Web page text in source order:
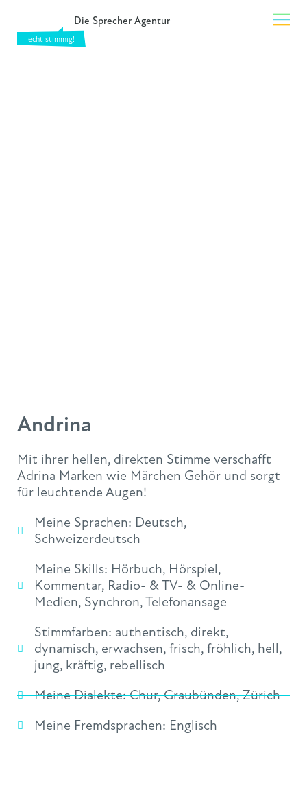
Die Sprecher Agentur
Andrina
Mit ihrer hellen, direkten Stimme verschafft
Adrina Marken wie Märchen Gehör und sorgt
für leuchtende Augen!
Meine Sprachen: Deutsch,
Schweizerdeutsch
Meine Skills: Hörbuch, Hörspiel,
Kommentar,Radio- & TV- & Online-
Medien, Synchron,Telefonansage
Stimmfarben: authentisch, direkt,
dynamisch,erwachsen,frisch,fröhlich,hell,
jung, kräftig, rebellisch
Meine Dialekte:Chur,Graubünden,Zürich
Meine Fremdsprachen: Englisch